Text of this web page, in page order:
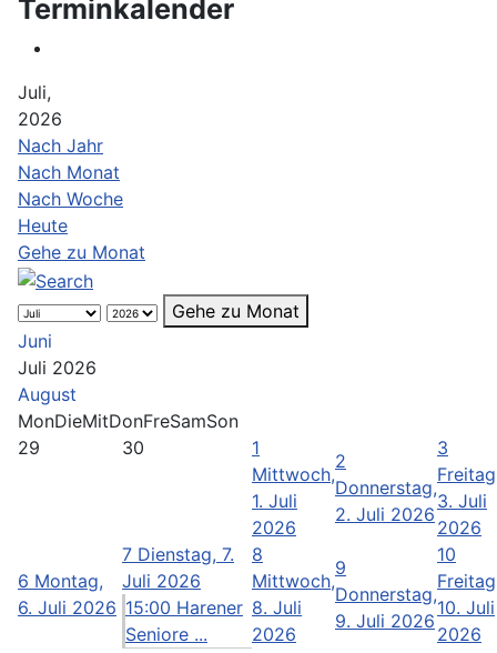
Terminkalender
Juli,
2026
Nach Jahr
Nach Monat
Nach Woche
Heute
Gehe zu Monat
Gehe zu Monat
Juni
Juli 2026
August
MonDieMitDonFreSamSon
29
30
1
Mittwoch,
1. Juli
2026
2
Donnerstag,
2. Juli 2026
3
3. Juli
2026
6 Montag,
6. Juli 2026
7 Dienstag, 7.
Juli 2026
15:00 Harener
Seniore ...
8
Mittwoch,
8. Juli
2026
9
Donnerstag,
9. Juli 2026
10
10. Juli
2026